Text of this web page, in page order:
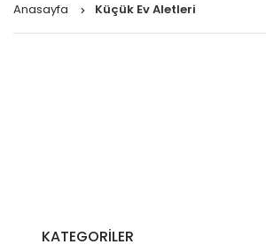
Anasayfa Küçük Ev Aletleri
KATEGORİLER